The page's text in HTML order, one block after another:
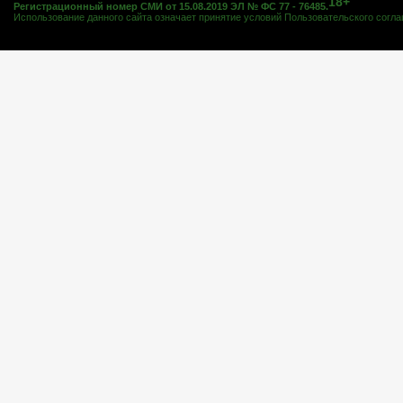
Регистрационный номер СМИ от 15.08.2019 ЭЛ № ФС 77 - 76485.
Использование данного сайта означает принятие условий Пользовательского